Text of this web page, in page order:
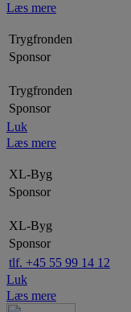
Læs mere
Trygfronden
Sponsor
Trygfronden
Sponsor
Luk
Læs mere
XL-Byg
Sponsor
XL-Byg
Sponsor
tlf. +45 55 99 14 12
Luk
Læs mere